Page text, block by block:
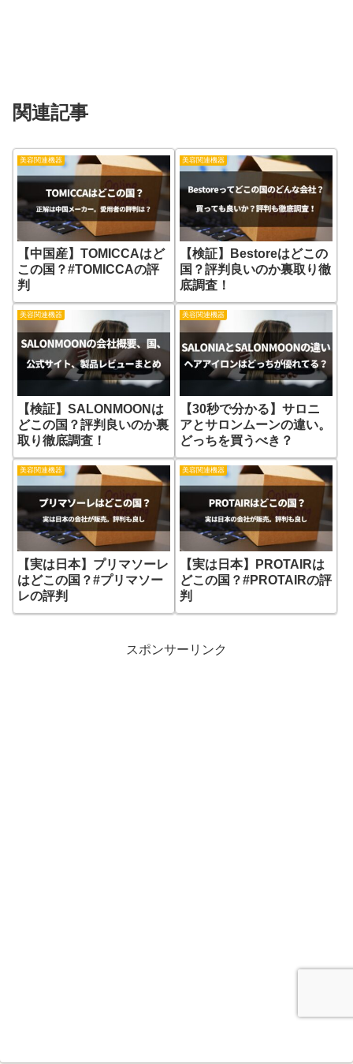
関連記事
美容関連機器
【中国産】TOMICCAはど
この国？#TOMICCAの評
判
美容関連機器
【検証】Bestoreはどこの
国？評判良いのか裏取り徹
底調査！
美容関連機器
【検証】SALONMOONは
どこの国？評判良いのか裏
取り徹底調査！
美容関連機器
【30秒で分かる】サロニ
アとサロンムーンの違い。
どっちを買うべき？
美容関連機器
【実は日本】プリマソーレ
はどこの国？#プリマソー
レの評判
美容関連機器
【実は日本】PROTAIRは
どこの国？#PROTAIRの評
判
スポンサーリンク